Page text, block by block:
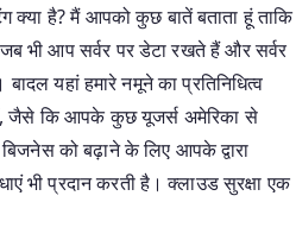
क्या है? मैं आपको कुछ बातें बताता हूं ताकि
भी आप सर्वर पर डेटा रखते हैं और सर्वर
यहां हमारे नमूने का प्रतिनिधित्व
जैसे कि आपके कुछ यूजर्स अमेरिका से
को बढ़ाने के लिए आपके द्वारा
भी प्रदान करती है। क्लाउड सुरक्षा एक